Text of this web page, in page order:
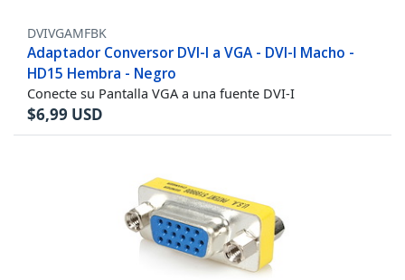
DVIVGAMFBK
Adaptador Conversor DVI-I a VGA - DVI-I Macho -
HD15 Hembra - Negro
Conecte su Pantalla VGA a una fuente DVI-I
$6,99 USD